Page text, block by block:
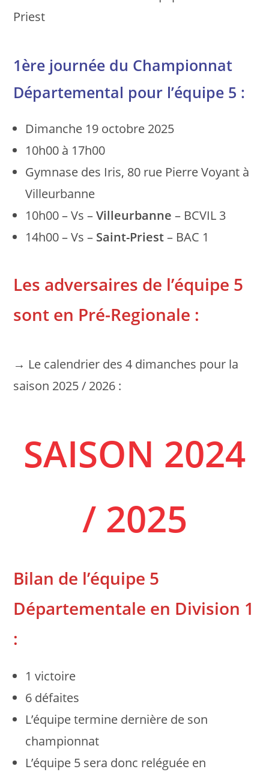
Priest
1ère journée du Championnat
Départemental pour l’équipe 5 :
Dimanche 19 octobre 2025
10h00 à 17h00
Gymnase des Iris, 80 rue Pierre Voyant à
Villeurbanne
10h00 – Vs –Villeurbanne – BCVIL 3
14h00 – Vs – Saint-Priest– BAC 1
Les adversaires de l’équipe 5
sont en Pré-Regionale :
→ Le calendrier des 4 dimanches pour la
saison 2025 / 2026 :
SAISON 2024
/ 2025
Bilan de l’équipe 5
Départementale en Division 1
:
1 victoire
6 défaites
L’équipe termine dernière de son
championnat
L’équipe 5 sera donc reléguée en